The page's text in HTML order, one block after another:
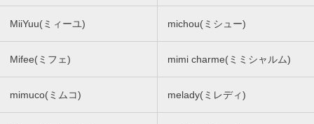
MiiYuu(ミィーユ) michou(ミシュー)
Mifee(ミフェ) mimi charme(ミミシャルム)
mimuco(ミムコ) melady(ミレディ)